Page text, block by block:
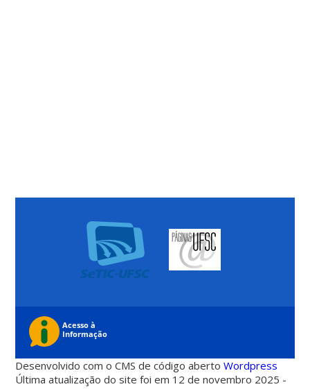
Desenvolvido com o CMS de código abertoWordpress
Última atualização do site foi em 12 de novembro 2025 -